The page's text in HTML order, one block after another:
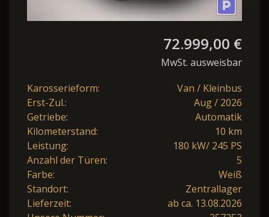
72.999,00 €
MwSt. ausweisbar
Karosserieform:
Van / Kleinbus
Erst-Zul.:
Aug / 2026
Getriebe:
Automatik
Kilometerstand:
10 km
Leistung:
180 kW/ 245 PS
Anzahl der Türen:
5
Farbe:
Weiß
Standort:
Zentrallager
Lieferzeit:
ab ca. 13.08.2026